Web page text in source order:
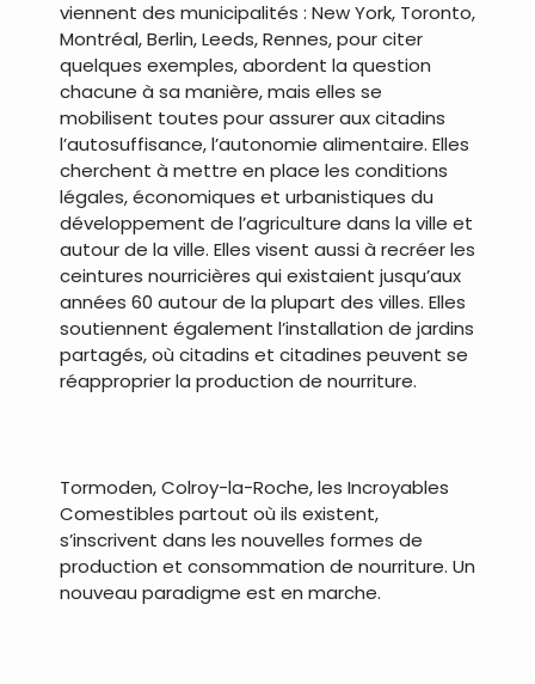
viennent des municipalités : New York, Toronto,
Montréal, Berlin, Leeds, Rennes, pour citer
quelques exemples, abordent la question
chacune à sa manière, mais elles se
mobilisent toutes pour assurer aux citadins
l’autosuffisance, l’autonomie alimentaire. Elles
cherchent à mettre en place les conditions
légales, économiques et urbanistiques du
développement de l’agriculture dans la ville et
autour de la ville. Elles visent aussi à recréer les
ceintures nourricières qui existaient jusqu’aux
années 60 autour de la plupart des villes. Elles
soutiennent également l’installation de jardins
partagés, où citadins et citadines peuvent se
réapproprier la production de nourriture.
Tormoden, Colroy-la-Roche, les Incroyables
Comestibles partout où ils existent,
s’inscrivent dans les nouvelles formes de
production et consommation de nourriture. Un
nouveau paradigme est en marche.